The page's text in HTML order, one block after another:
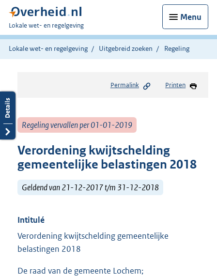
Menu
U
bent
hier:
Lokale wet- en regelgeving
Lokale wet- en regelgeving Uitgebreid zoeken Regeling
Permalink Printen
Regeling vervallen per 01-01-2019
Verordening kwijtschelding
gemeentelijke belastingen 2018
Geldend van 21-12-2017 t/m 31-12-2018
Intitulé
Verordening kwijtschelding gemeentelijke
belastingen 2018
De raad van de gemeente Lochem;